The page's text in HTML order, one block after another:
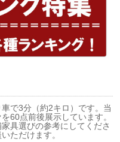
で3分（約2キロ）です。当
60点前後展示しています。
具選びの参考にしてくださ
ただけます。